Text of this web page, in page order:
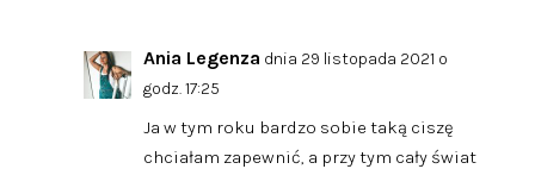
Ania Legenza dnia 29 listopada 2021 o
godz. 17:25
Ja w tym roku bardzo sobie taką ciszę
chciałam zapewnić, a przy tym cały świat